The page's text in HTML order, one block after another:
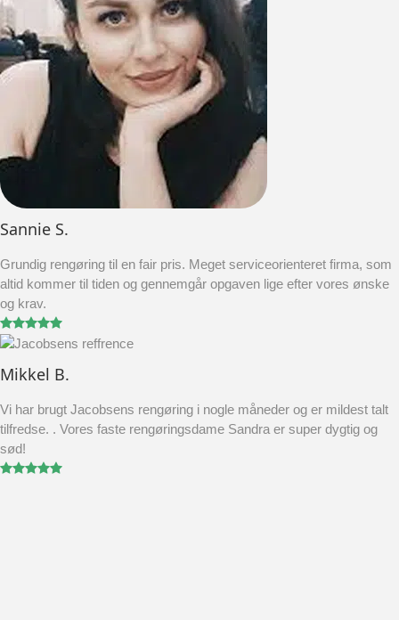
Sannie S.
Grundig rengøring til en fair pris. Meget serviceorienteret firma, som
altid kommer til tiden og gennemgår opgaven lige efter vores ønske
og krav.
Mikkel B.
Vi har brugt Jacobsens rengøring i nogle måneder og er mildest talt
tilfredse. . Vores faste rengøringsdame Sandra er super dygtig og
sød!